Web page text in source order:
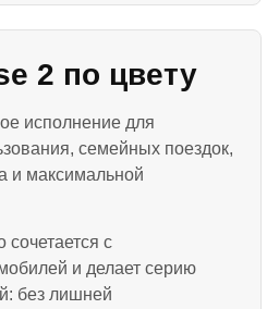
2 по цвету
исполнение для
семейных поездок,
и максимальной
с
и делает серию
без лишней